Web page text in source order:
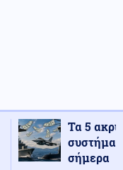
Τα 5
σήμερα